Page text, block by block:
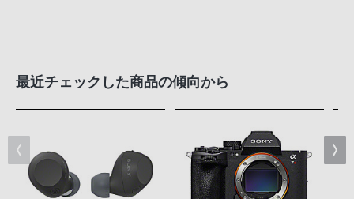
最近チェックした商品の傾向から